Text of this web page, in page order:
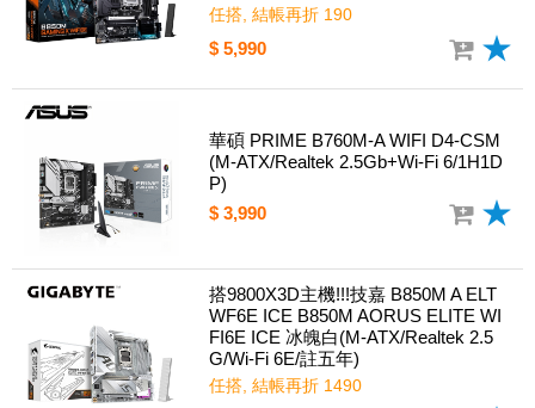
任搭, 結帳再折 190
$ 5,990
華碩 PRIME B760M-A WIFI D4-CSM
(M-ATX/Realtek 2.5Gb+Wi-Fi 6/1H1D
P)
$ 3,990
搭9800X3D主機!!!技嘉 B850M A ELT
WF6E ICE B850M AORUS ELITE WI
FI6E ICE 冰魄白(M-ATX/Realtek 2.5
G/Wi-Fi 6E/註五年)
任搭, 結帳再折 1490